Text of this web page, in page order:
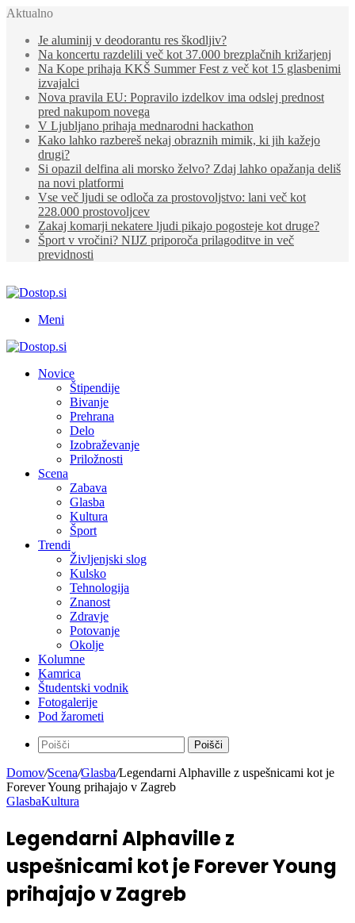
Aktualno
Je aluminij v deodorantu res škodljiv?
Na koncertu razdelili več kot 37.000 brezplačnih križarjenj
Na Kope prihaja KKŠ Summer Fest z več kot 15 glasbenimi
izvajalci
Nova pravila EU: Popravilo izdelkov ima odslej prednost
pred nakupom novega
V Ljubljano prihaja mednarodni hackathon
Kako lahko razbereš nekaj obraznih mimik, ki jih kažejo
drugi?
Si opazil delfina ali morsko želvo? Zdaj lahko opažanja deliš
na novi platformi
Vse več ljudi se odloča za prostovoljstvo: lani več kot
228.000 prostovoljcev
Zakaj komarji nekatere ljudi pikajo pogosteje kot druge?
Šport v vročini? NIJZ priporoča prilagoditve in več
previdnosti
Meni
Novice
Štipendije
Bivanje
Prehrana
Delo
Izobraževanje
Priložnosti
Scena
Zabava
Glasba
Kultura
Šport
Trendi
Življenjski slog
Kulsko
Tehnologija
Znanost
Zdravje
Potovanje
Okolje
Kolumne
Kamrica
Študentski vodnik
Fotogalerije
Pod žarometi
Poišči
Domov/Scena/Glasba/Legendarni Alphaville z uspešnicami kot je
Forever Young prihajajo v Zagreb
GlasbaKultura
Legendarni Alphaville z
uspešnicami kot je Forever Young
prihajajo v Zagreb